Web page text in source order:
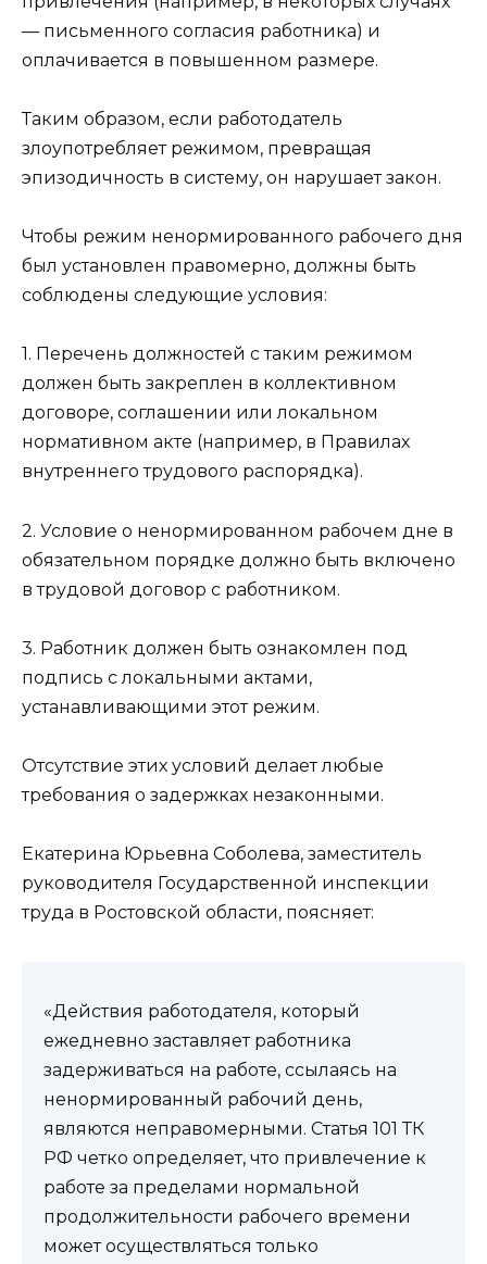
— письменного согласия работника) и
оплачивается в повышенном размере.
Таким образом, если работодатель
злоупотребляет режимом, превращая
эпизодичность в систему, он нарушает закон.
Чтобы режим ненормированного рабочего дня
был установлен правомерно, должны быть
соблюдены следующие условия:
1. Перечень должностей с таким режимом
должен быть закреплен в коллективном
договоре, соглашении или локальном
нормативном акте (например, в Правилах
внутреннего трудового распорядка).
2. Условие о ненормированном рабочем дне в
обязательном порядке должно быть включено
в трудовой договор с работником.
3. Работник должен быть ознакомлен под
подпись с локальными актами,
устанавливающими этот режим.
Отсутствие этих условий делает любые
требования о задержках незаконными.
Екатерина Юрьевна Соболева, заместитель
руководителя Государственной инспекции
труда в Ростовской области, поясняет:
«Действия работодателя, который
ежедневно заставляет работника
задерживаться на работе, ссылаясь на
ненормированный рабочий день,
являются неправомерными. Статья 101 ТК
РФ четко определяет, что привлечение к
работе за пределами нормальной
продолжительности рабочего времени
может осуществляться только